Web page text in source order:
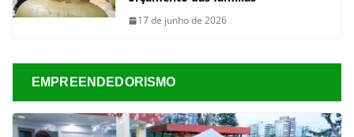
17 de junho de 2026
EMPREENDEDORISMO